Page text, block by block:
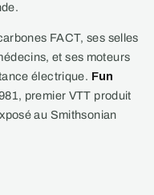
FACT, ses selles
et ses moteurs
électrique. Fun
premier VTT produit
au Smithsonian